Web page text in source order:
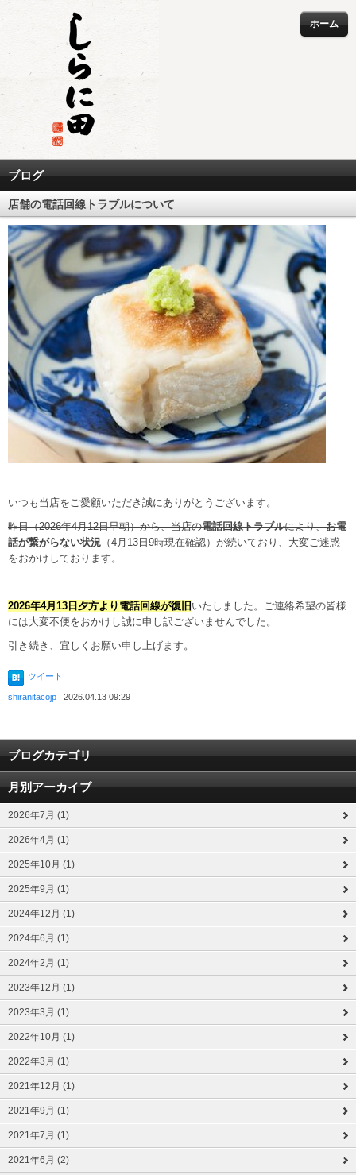
ホーム
ブログ
店舗の電話回線トラブルについて
いつも当店をご愛顧いただき誠にありがとうございます。
昨日（2026年4月12日早朝）から、当店の電話回線トラブルにより、お電
話が繋がらない状況（4月13日9時現在確認）が続いており、大変ご迷惑
をおかけしております。
2026年4月13日夕方より電話回線が復旧 いたしました。ご連絡希望の皆様
には大変不便をおかけし誠に申し訳ございませんでした。
引き続き、宜しくお願い申し上げます。
ツイート
shiranitacojp | 2026.04.13 09:29
ブログカテゴリ
月別アーカイブ
2026年7月 (1)
2026年4月 (1)
2025年10月 (1)
2025年9月 (1)
2024年12月 (1)
2024年6月 (1)
2024年2月 (1)
2023年12月 (1)
2023年3月 (1)
2022年10月 (1)
2022年3月 (1)
2021年12月 (1)
2021年9月 (1)
2021年7月 (1)
2021年6月 (2)